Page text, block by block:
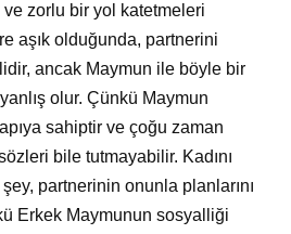
zorlu bir yol katetmeleri
aşık olduğunda, partnerini
ancak Maymun ile böyle bir
olur. Çünkü Maymun
sahiptir ve çoğu zaman
bile tutmayabilir. Kadını
partnerinin onunla planlarını
Erkek Maymunun sosyalliği